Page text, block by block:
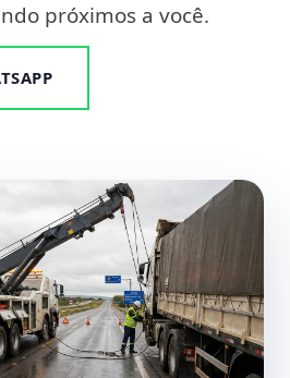
próximos a você.